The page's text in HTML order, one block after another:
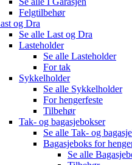
Felgtilbehør
og Dra
Se alle Last og Dra
Lasteholder
Se alle Lasteholder
For tak
Sykkelholder
Se alle Sykkelholder
For hengerfeste
Tilbehør
Tak- og bagasjebokser
Se alle Tak- og
Bagasjeboks for
Se alle